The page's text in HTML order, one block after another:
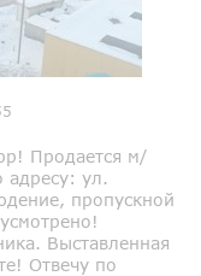
Продается м/
адресу: ул.
пропускной
Выставленная
Отвечу по